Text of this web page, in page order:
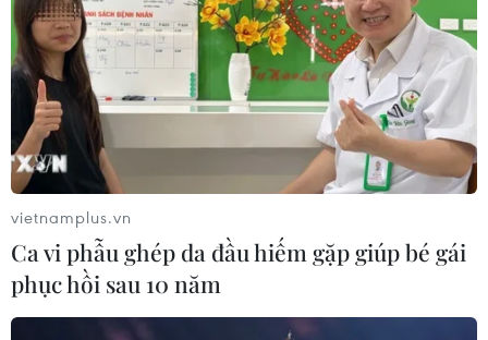
Triều Tiên mở đường bay Bình
Nhưỡng-Wonsan Kalma thúc đẩy du
lịch
06/08/2026 02:05
Giá vàng ngày 6/8: Bảng giá tại các
công ty vàng bạc đá quý
06/08/2026 01:54
vietnamplus.vn
Ca vi phẫu ghép da đầu hiếm gặp giúp bé gái
phục hồi sau 10 năm